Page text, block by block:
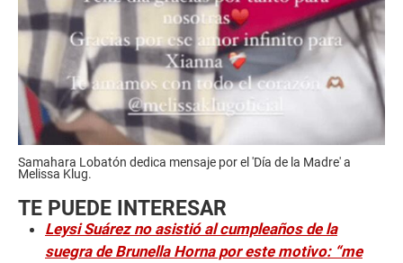
Samahara Lobatón dedica mensaje por el 'Día de la Madre' a
Melissa Klug.
TE PUEDE INTERESAR
Leysi Suárez no asistió al cumpleaños de la
suegra de Brunella Horna por este motivo: “me